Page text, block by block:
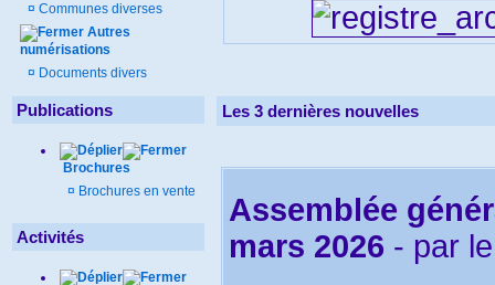
¤ Communes diverses
Autres
numérisations
¤ Documents divers
Publications
Brochures
¤ Brochures en vente
Activités
Les 3 dernières nouvelles
Assemblée
mars 2026 - par